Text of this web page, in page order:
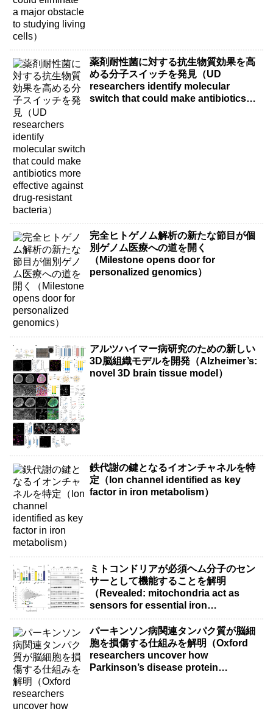
薬剤耐性菌に対する抗生物質効果を高
める分子スイッチを発見（UD
researchers identify molecular
switch that could make antibiotics
完全ヒトゲノム解析の新たな節目が個
別ゲノム医療への道を開く
（Milestone opens door for
personalized genomics）
アルツハイマー病研究のための新しい
3D脳組織モデルを開発（Alzheimer’s:
novel 3D brain tissue model）
鉄代謝の鍵となるイオンチャネルを特
定（Ion channel identified as key
factor in iron metabolism）
ミトコンドリアが必須ヘム分子のセン
サーとして機能することを解明
（Revealed: mitochondria act as
sensors for essential iron
パーキンソン病関連タンパク質が脳細
胞を損傷する仕組みを解明（Oxford
researchers uncover how
Parkinson’s disease protein